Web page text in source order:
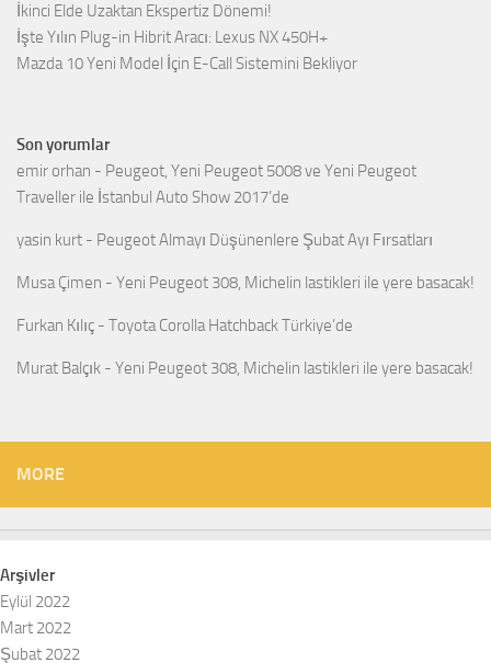
İkinci Elde Uzaktan Ekspertiz Dönemi!
İşte Yılın Plug-in Hibrit Aracı: Lexus NX 450H+
Mazda 10 Yeni Model İçin E-Call Sistemini Bekliyor
Son yorumlar
emir orhan - Peugeot, Yeni Peugeot 5008 ve Yeni Peugeot
Traveller ile İstanbul Auto Show 2017’de
yasin kurt - Peugeot Almayı Düşünenlere Şubat Ayı Fırsatları
Musa Çimen - Yeni Peugeot 308, Michelin lastikleri ile yere basacak!
Furkan Kılıç - Toyota Corolla Hatchback Türkiye’de
Murat Balçık - Yeni Peugeot 308, Michelin lastikleri ile yere basacak!
MORE
Arşivler
Eylül 2022
Mart 2022
Şubat 2022